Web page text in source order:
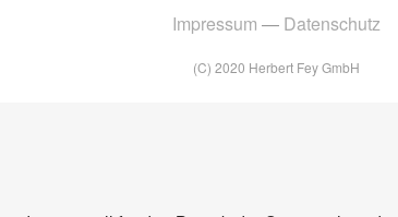
Impressum — Datenschutz
(C) 2020 Herbert Fey GmbH